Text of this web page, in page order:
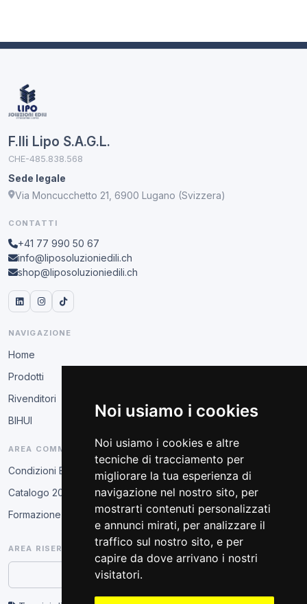
Noi usiamo i cookies
Noi usiamo i cookies e altre
tecniche di tracciamento per
migliorare la tua esperienza di
navigazione nel nostro sito, per
mostrarti contenuti personalizzati
e annunci mirati, per analizzare il
traffico sul nostro sito, e per
capire da dove arrivano i nostri
visitatori.
F.lli Lipo S.A.G.L.
CHE-485.838.568
Sede legale
Via Moncucchetto 21, 6900 Lugano (Svizzera)
CONTATTI
+41 77 990 50 67
info@liposoluzioniedili.ch
shop@liposoluzioniedili.ch
NAVIGAZIONE
Home
Prodotti
Rivenditori
BIHUI
AREA COMMERCIALE
Condizioni B2B
Catalogo 2026
Formazione tecnica
AREA RISERVATA
Accesso partner